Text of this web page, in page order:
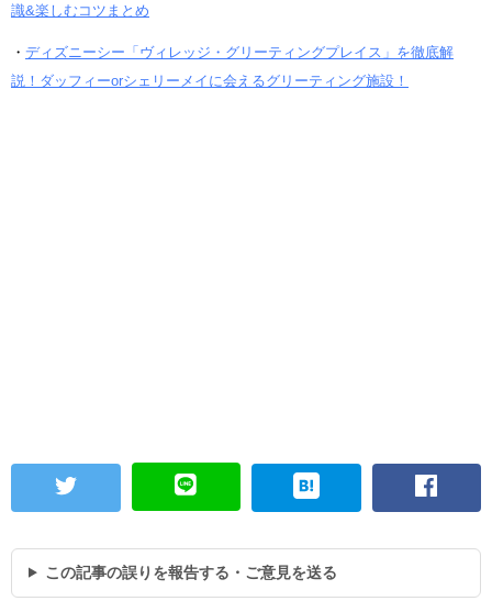
識&楽しむコツまとめ
・ ディズニーシー「ヴィレッジ・グリーティングプレイス」を徹底解
説！ダッフィーorシェリーメイに会えるグリーティング施設！
この記事の誤りを報告する・ご意見を送る